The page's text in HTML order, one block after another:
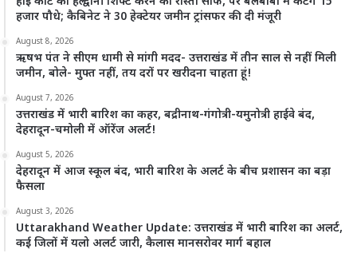
हजार पौधे; कैबिनेट ने 30 हेक्टेयर जमीन ट्रांसफर की दी मंजूरी
August 8, 2026
ऋषभ पंत ने सीएम धामी से मांगी मदद- उत्तराखंड में तीन साल से नहीं मिली
जमीन, बोले- मुफ्त नहीं, तय दरों पर खरीदना चाहता हूं!
August 7, 2026
उत्तराखंड में भारी बारिश का कहर, बद्रीनाथ-गंगोत्री-यमुनोत्री हाईवे बंद,
देहरादून-चमोली में ऑरेंज अलर्ट!
August 5, 2026
देहरादून में आज स्कूल बंद, भारी बारिश के अलर्ट के बीच प्रशासन का बड़ा
फैसला
August 3, 2026
Uttarakhand Weather Update: उत्तराखंड में भारी बारिश का अलर्ट,
कई जिलों में यलो अलर्ट जारी, कैलास मानसरोवर मार्ग बहाल